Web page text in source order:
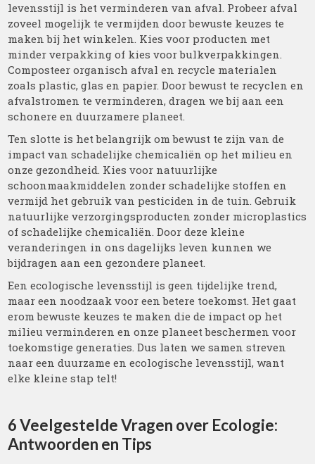
levensstijl is het verminderen van afval. Probeer afval
zoveel mogelijk te vermijden door bewuste keuzes te
maken bij het winkelen. Kies voor producten met
minder verpakking of kies voor bulkverpakkingen.
Composteer organisch afval en recycle materialen
zoals plastic, glas en papier. Door bewust te recyclen en
afvalstromen te verminderen, dragen we bij aan een
schonere en duurzamere planeet.
Ten slotte is het belangrijk om bewust te zijn van de
impact van schadelijke chemicaliën op het milieu en
onze gezondheid. Kies voor natuurlijke
schoonmaakmiddelen zonder schadelijke stoffen en
vermijd het gebruik van pesticiden in de tuin. Gebruik
natuurlijke verzorgingsproducten zonder microplastics
of schadelijke chemicaliën. Door deze kleine
veranderingen in ons dagelijks leven kunnen we
bijdragen aan een gezondere planeet.
Een ecologische levensstijl is geen tijdelijke trend,
maar een noodzaak voor een betere toekomst. Het gaat
erom bewuste keuzes te maken die de impact op het
milieu verminderen en onze planeet beschermen voor
toekomstige generaties. Dus laten we samen streven
naar een duurzame en ecologische levensstijl, want
elke kleine stap telt!
6 Veelgestelde Vragen over Ecologie:
Antwoorden en Tips